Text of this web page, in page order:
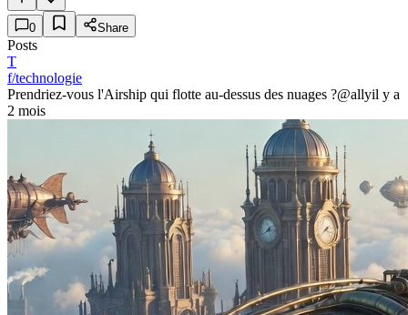
0 Share
Posts
T
f/technologie
Prendriez-vous l'Airship qui flotte au-dessus des nuages ?@allyil y a
2 mois